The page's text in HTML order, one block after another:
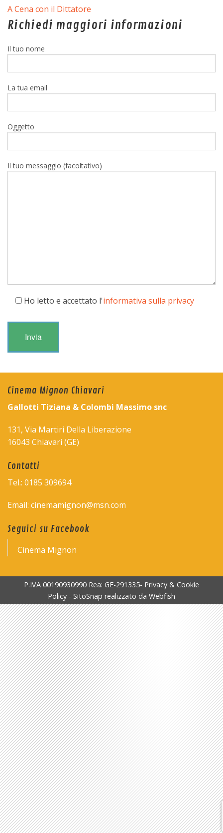
A Cena con il Dittatore
Richiedi maggiori informazioni
Il tuo nome
La tua email
Oggetto
Il tuo messaggio (facoltativo)
Ho letto e accettato l'informativa sulla privacy
Cinema Mignon Chiavari
Gallotti Tiziana & Colombi Massimo snc
131, Via Martiri Della Liberazione
16043 Chiavari (GE)
Contatti
Tel.: 0185 309694
Email: cinemamignon@msn.com
Seguici su Facebook
Cinema Mignon
P.IVA 00190930990 Rea: GE-291335- Privacy & Cookie
Policy - SitoSnap realizzato da Webfish